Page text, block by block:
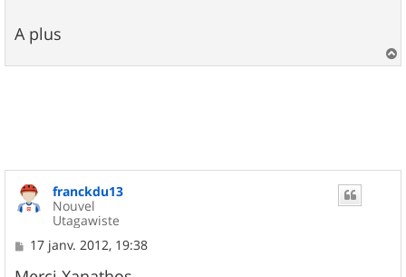
A plus
a
franckdu13
Nouvel
Utagawiste
M
s
17 janv. 2012, 19:38